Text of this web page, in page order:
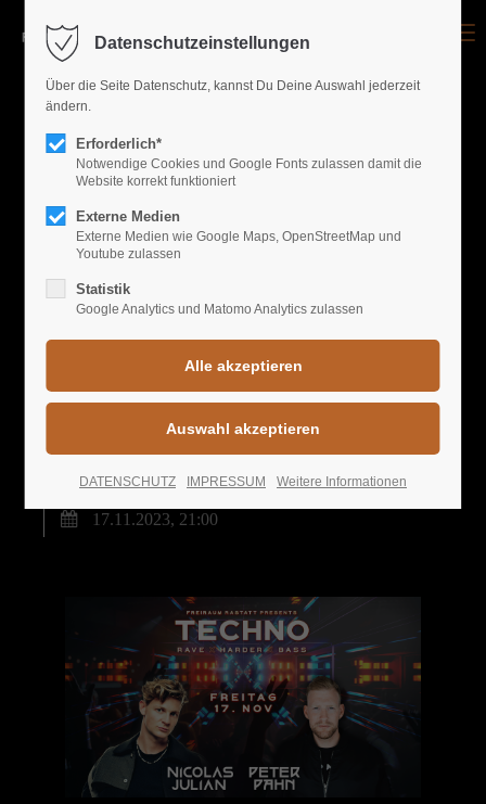
Login
Benutzername
Passwort
Anmelden
Lorem ipsum dolor sit amet:
/ 365days
We offer support for our customers
Mon - Fri 8:00am - 5:00pm
(GMT +1)
Get in touch
UPCOMING EVENTS
WORLD GREATEST
PARTYS
HYPERTECHNO
17.11.2023, 21:00
Datenschutzeinstellungen
Über die Seite Datenschutz, kannst Du Deine Auswahl jederzeit
ändern.
Erforderlich*
Notwendige Cookies und Google Fonts zulassen damit die
Website korrekt funktioniert
Externe Medien
Externe Medien wie Google Maps, OpenStreetMap und
Youtube zulassen
Statistik
Google Analytics und Matomo Analytics zulassen
DATENSCHUTZ IMPRESSUM Weitere Informationen